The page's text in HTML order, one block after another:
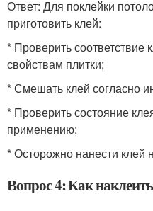
Ответ: Для поклейки
приготовить клей:
* Проверить соответствие
свойствам плитки;
* Смешать клей согласно
* Проверить состояние
применению;
* Осторожно нанести клей
Вопрос 4: Как